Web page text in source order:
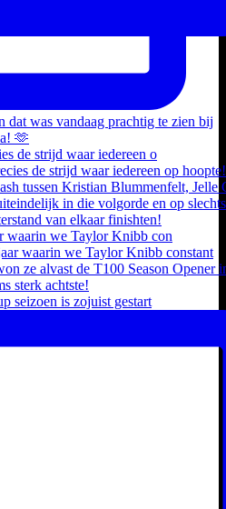
de strijd waar iedereen o
waarin we Taylor Knibb con
seizoen is zojuist gestart